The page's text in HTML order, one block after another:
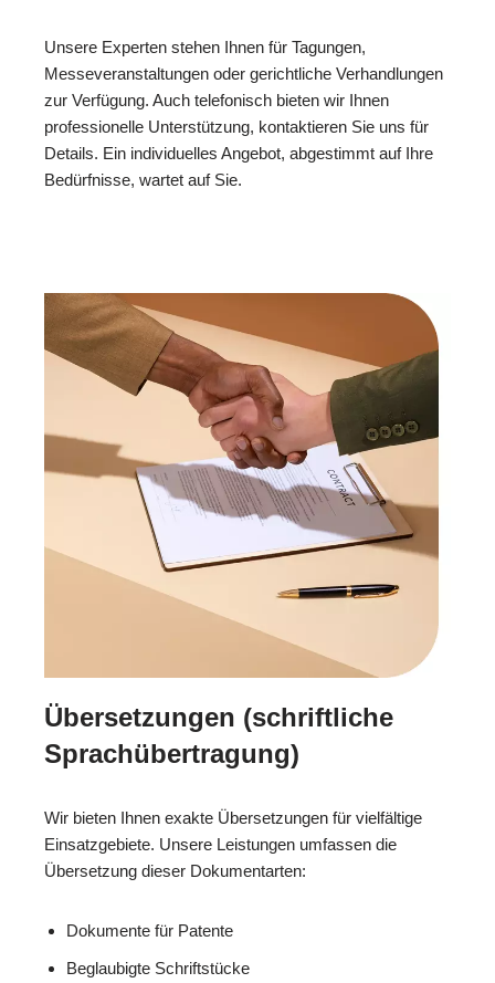
Unsere Experten stehen Ihnen für Tagungen,
Messeveranstaltungen oder gerichtliche Verhandlungen
zur Verfügung. Auch telefonisch bieten wir Ihnen
professionelle Unterstützung, kontaktieren Sie uns für
Details. Ein individuelles Angebot, abgestimmt auf Ihre
Bedürfnisse, wartet auf Sie.
Übersetzungen (schriftliche
Sprachübertragung)
Wir bieten Ihnen exakte Übersetzungen für vielfältige
Einsatzgebiete. Unsere Leistungen umfassen die
Übersetzung dieser Dokumentarten:
Dokumente für Patente
Beglaubigte Schriftstücke